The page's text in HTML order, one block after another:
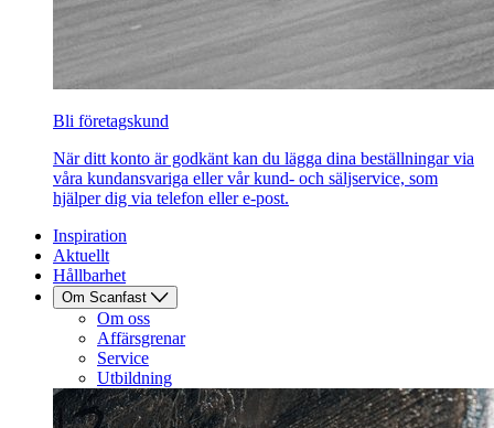
Bli företagskund
När ditt konto är godkänt kan du lägga dina beställningar via
våra kundansvariga eller vår kund- och säljservice, som
hjälper dig via telefon eller e-post.
Inspiration
Aktuellt
Hållbarhet
Om Scanfast
Om oss
Affärsgrenar
Service
Utbildning